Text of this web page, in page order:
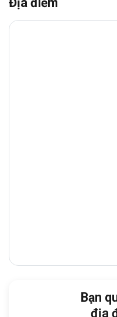
đường Cộng
Công viên
Sân bay Tân
Bạn
địa